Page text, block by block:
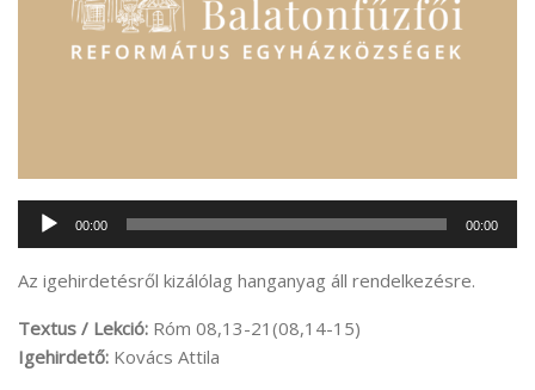
Audió
00:00 00:00
Az igehirdetésről kizálólag hanganyag áll rendelkezésre.
Textus / Lekció: Róm 08,13-21(08,14-15)
Igehirdető: Kovács Attila